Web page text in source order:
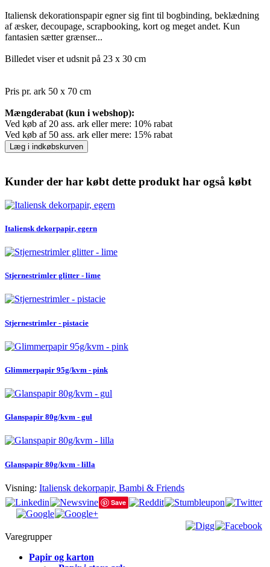
Italiensk dekorationspapir egner sig fint til bogbinding, beklædning
af æsker, decoupage, scrapbooking, kort og meget andet. Kun
fantasien sætter grænser...
Billedet viser et udsnit på 23 x 30 cm
Pris pr. ark 50 x 70 cm
Mængderabat (kun i webshop):
Ved køb af 20 ass. ark eller mere: 10% rabat
Ved køb af 50 ass. ark eller mere: 15% rabat
Læg i indkøbskurven
Kunder der har købt dette produkt har også købt
Italiensk dekorpapir, egern
Stjernestrimler glitter - lime
Stjernestrimler - pistacie
Glimmerpapir 95g/kvm - pink
Glanspapir 80g/kvm - gul
Glanspapir 80g/kvm - lilla
Visning: Italiensk dekorpapir, Bambi & Friends
Save
Varegrupper
Papir og karton